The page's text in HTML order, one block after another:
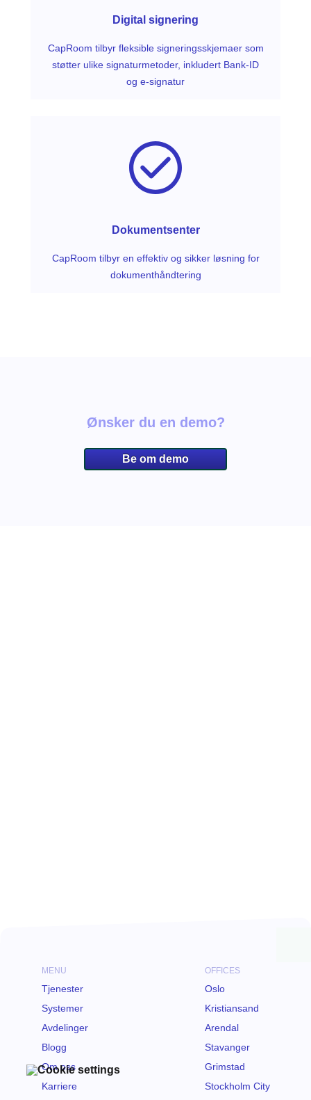
Digital signering
CapRoom tilbyr fleksible signeringsskjemaer som
støtter ulike signaturmetoder, inkludert Bank-ID
og e-signatur
Dokumentsenter
CapRoom tilbyr en effektiv og sikker løsning for
dokumenthåndtering
Ønsker du en demo?
Be om demo
MENU
Tjenester
Systemer
Avdelinger
Blogg
Om oss
Karriere
OFFICES
Oslo
Kristiansand
Arendal
Stavanger
Grimstad
Stockholm City